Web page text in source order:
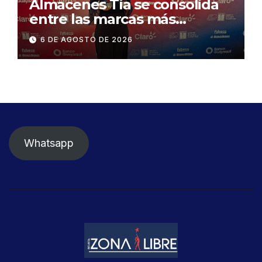
Almacenes Tía se consolida
entre las marcas más
influyentes del Ecuador
6 DE AGOSTO DE 2026
Whatsapp